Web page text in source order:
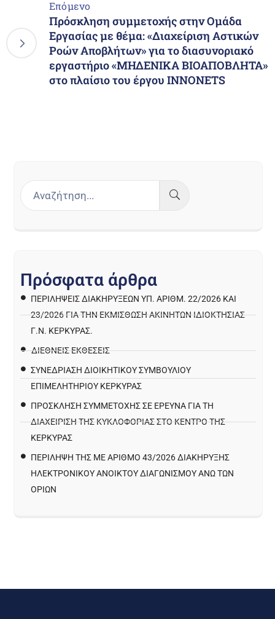
Επόμενο
Πρόσκληση συμμετοχής στην Ομάδα
Εργασίας με θέμα: «Διαχείριση Αστικών
Ροών Αποβλήτων» για το διασυνοριακό
εργαστήριο «ΜΗΔΕΝΙΚΑ ΒΙΟΑΠΟΒΛΗΤΑ»
στο πλαίσιο του έργου ΙΝΝΟΝΕΤS
Πρόσφατα άρθρα
ΠΕΡΙΛΉΨΕΙΣ ΔΙΑΚΗΡΎΞΕΩΝ ΥΠ. ΑΡΙΘΜ. 22/2026 ΚΑΙ
23/2026 ΓΙΑ ΤΗΝ ΕΚΜΊΣΘΩΣΗ ΑΚΙΝΉΤΩΝ ΙΔΙΟΚΤΗΣΊΑΣ
Γ.Ν. ΚΈΡΚΥΡΑΣ.
ΔΙΕΘΝΕΙΣ ΕΚΘΕΣΕΙΣ
ΣΥΝΕΔΡΙΑΣΗ ΔΙΟΙΚΗΤΙΚΟΥ ΣΥΜΒΟΥΛΙΟΥ
ΕΠΙΜΕΛΗΤΗΡΙΟΥ ΚΕΡΚΥΡΑΣ
ΠΡΌΣΚΛΗΣΗ ΣΥΜΜΕΤΟΧΉΣ ΣΕ ΈΡΕΥΝΑ ΓΙΑ ΤΗ
ΔΙΑΧΕΊΡΙΣΗ ΤΗΣ ΚΥΚΛΟΦΟΡΊΑΣ ΣΤΟ ΚΈΝΤΡΟ ΤΗΣ
ΚΈΡΚΥΡΑΣ
ΠΕΡΙΛΗΨΗ ΤΗΣ ΜΕ ΑΡΙΘΜΟ 43/2026 ΔΙΑΚΗΡΥΞΗΣ
ΗΛΕΚΤΡΟΝΙΚΟΥ ΑΝΟΙΚΤΟΥ ΔΙΑΓΩΝΙΣΜΟΥ ΑΝΩ ΤΩΝ
ΟΡΙΩΝ